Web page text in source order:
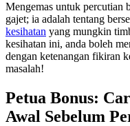
Mengemas untuk percutian
gajet; ia adalah tentang
kesihatan yang mungkin
kesihatan ini, anda boleh
dengan ketenangan fikiran
masalah!
Petua Bonus:
Awal Sebelum